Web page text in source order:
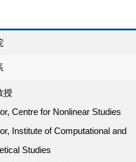
授
Centre for Nonlinear Studies
Institute of Computational and
Studies